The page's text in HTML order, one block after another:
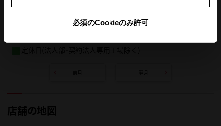
必須のCookieのみ許可
店舗の地図